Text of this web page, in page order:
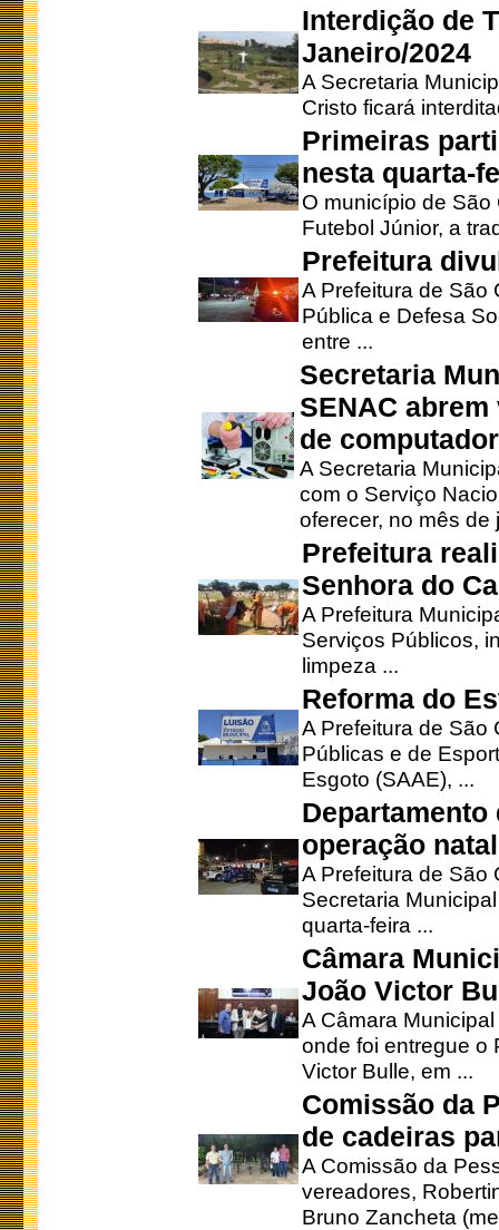
Interdição de
Janeiro/2024
A Secretaria
Cristo ficará
Primeiras
nesta quarta-
O município de
Futebol Júnior, a
Prefeitura
A Prefeitura de São
Pública e Defesa
entre ...
Secretaria
SENAC
de
A Secretaria
com o Serviço
oferecer, no mês de
Prefeitura
Senhora do
A Prefeitura
Serviços Públicos,
limpeza ...
Reforma do
A Prefeitura de São
Públicas e de
Esgoto (SAAE), ...
operação
A Prefeitura de São
Secretaria
quarta-feira ...
Câmara
João Victor
A Câmara
onde foi entregue o
Victor Bulle, em ...
Comissão da
de cadeiras
A Comissão da
vereadores,
Bruno Zancheta